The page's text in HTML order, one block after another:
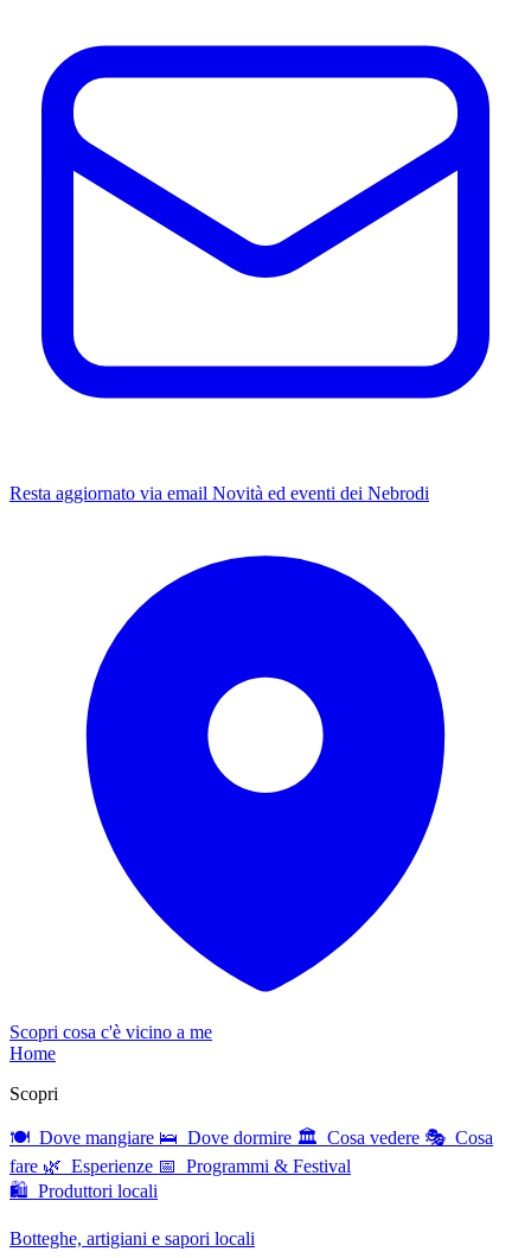
Resta aggiornato via email Novità ed eventi dei Nebrodi
Scopri cosa c'è vicino a me
Home
Scopri
🍽 Dove mangiare 🛌 Dove dormire 🏛 Cosa vedere 🎭 Cosa
fare 🌿 Esperienze 📅 Programmi & Festival
🛍 Produttori locali
Botteghe, artigiani e sapori locali